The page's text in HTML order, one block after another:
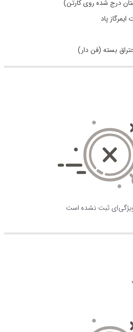
درج شده روی کارتن)
بسته (فن دار)
ویژگی‌ای ثبت نشده است